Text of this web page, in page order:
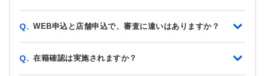
Q. WEB申込と店舗申込で、審査に違いはありますか？
Q. 在籍確認は実施されますか？